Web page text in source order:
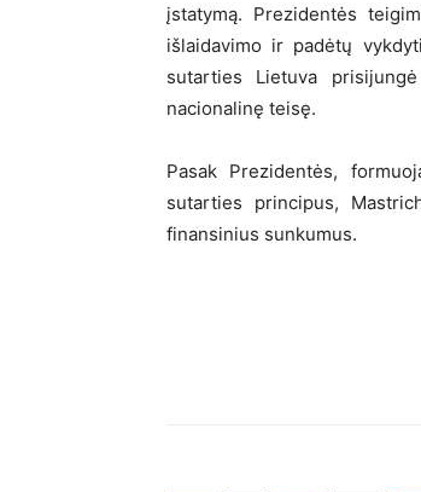
įstatymą. Prezidentės
išlaidavimo ir padėtų
sutarties Lietuva
nacionalinę teisę.
Pasak Prezidentės,
sutarties principus,
finansinius sunkumus.